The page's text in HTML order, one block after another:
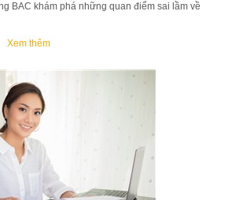
BAC khám phá những quan điểm sai lầm về
Xem thêm